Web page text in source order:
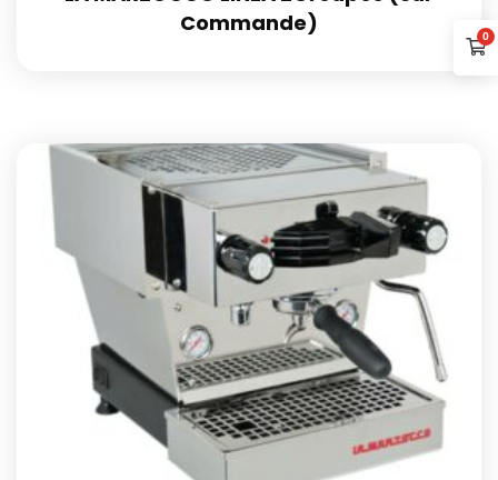
Commande)
0